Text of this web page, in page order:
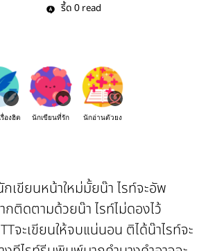
รี้ด 0 read
รื่องฮิต นักเขียนที่รัก นักอ่านตัวยง
เขียนหน้าใหม่มั้ยน๊า ไรท์จะอัพ
ติดตามด้วยน๊า ไรท์ไม่ดองไว้
จะเขียนให้จบแน่นอน ติได้น๊าไรท์จะ